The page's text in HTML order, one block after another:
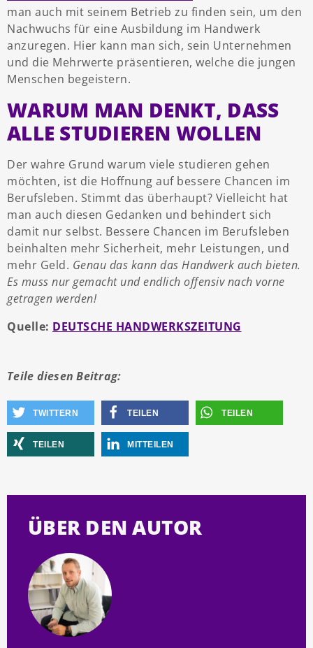
man auch mit seinem Betrieb zu finden sein, um den
Nachwuchs für eine Ausbildung im Handwerk
anzuregen. Hier kann man sich, sein Unternehmen
und die Mehrwerte präsentieren, welche die jungen
Menschen begeistern.
WARUM MAN DENKT, DASS
ALLE STUDIEREN WOLLEN
Der wahre Grund warum viele studieren gehen
möchten, ist die Hoffnung auf bessere Chancen im
Berufsleben. Stimmt das überhaupt? Vielleicht hat
man auch diesen Gedanken und behindert sich
damit nur selbst. Bessere Chancen im Berufsleben
beinhalten mehr Sicherheit, mehr Leistungen, und
mehr Geld. Genau das kann das Handwerk auch bieten.
Es muss nur gemacht und endlich offensiv nach vorne
getragen werden!
Quelle: DEUTSCHE HANDWERKSZEITUNG
Teile diesen Beitrag:
TWITTERN TEILEN TEILEN
TEILEN MITTEILEN
ÜBER DEN AUTOR